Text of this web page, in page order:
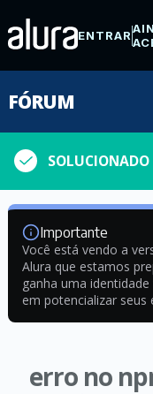
ENTRAR
FÓRUM
SOLUCIONADO
Importante
Você está vendo a
Alura que estamos
ganha uma
em potencializar seus
erro no